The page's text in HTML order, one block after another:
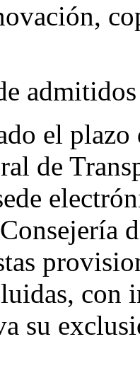
el plazo
de
con
su